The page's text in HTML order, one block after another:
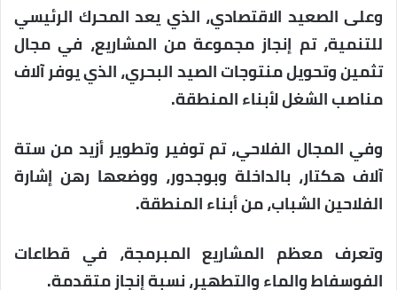
وعلى الصعيد الاقتصادي، الذي يعد المحرك الرئيسي
للتنمية، تم إنجاز مجموعة من المشاريع، في مجال
تثمين وتحويل منتوجات الصيد البحري، الذي يوفر آلاف
مناصب الشغل لأبناء المنطقة.
وفي المجال الفلاحي، تم توفير وتطوير أزيد من ستة
آلاف هكتار، بالداخلة وبوجدور، ووضعها رهن إشارة
الفلاحين الشباب، من أبناء المنطقة.
وتعرف معظم المشاريع المبرمجة، في قطاعات
الفوسفاط والماء والتطهير، نسبة إنجاز متقدمة.